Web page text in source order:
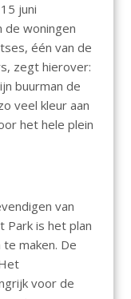
juni
de woningen
één van de
zegt hierover:
buurman de
veel kleur aan
het hele plein
van
Park is het plan
maken. De
voor de